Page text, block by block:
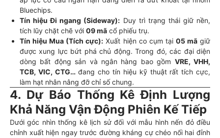
Bluechips.
Tín hiệu Đi ngang (Sideway): Duy trì trạng thái giữ nền,
tích lũy chặt chẽ với 09 mã cổ phiếu trụ.
Tín hiệu Mua (Tích cực): Xuất hiện co cụm tại 05 mãgiữ
được xung lực bứt phá chủ động. Trong đó, các đại diện
dòng bất động sản và ngân hàng bao gồm VRE, VHH,
TCB, VIC, CTG…đang cho tín hiệu kỹ thuật rất tích cực,
làm hạt nhân nâng đỡ chỉ số chung.
4. Dự Báo Thống Kê Định Lượng
Khả Năng Vận Động Phiên Kế Tiếp
Dưới góc nhìn thống kê lịch sử đối với mẫu hình nến đỏ điều
chỉnh xuất hiện ngay trước đường kháng cự chéo nối hai đỉnh